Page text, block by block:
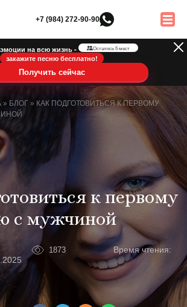
+7 (984) 272-90-90
на всю жизнь - Осталось 5 мест
закажите песню бесплатно!
Получить сейчас
» БЛОГ » КАК ПОДГОТОВИТЬСЯ К ПЕРВОМУ
к первому
с мужчиной
1873
Время чтения: